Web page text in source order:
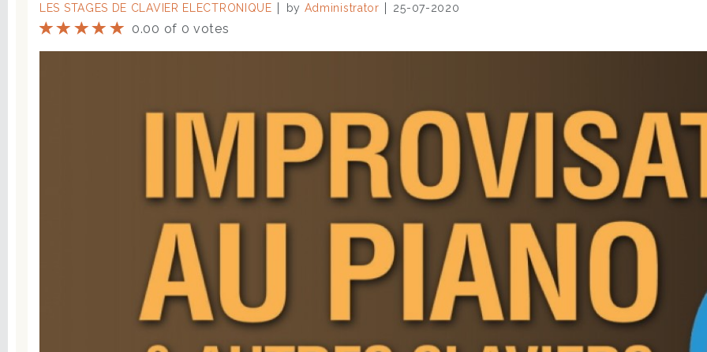
LES STAGES DE CLAVIER ELECTRONIQUE by Administrator 25-07-2020
0.00 of 0 votes